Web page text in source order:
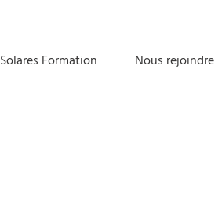
Solares Formation Nous rejoindre